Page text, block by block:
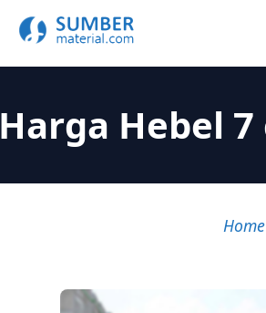
Harga Hebel
Home